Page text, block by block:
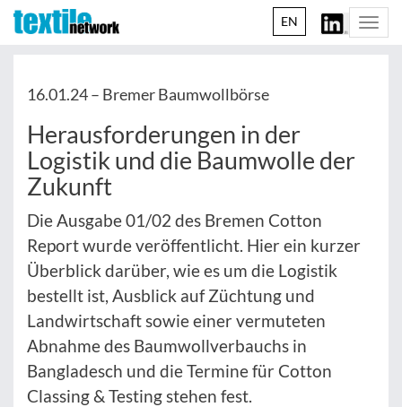
EN
16.01.24 – Bremer Baumwollbörse
Herausforderungen in der
Logistik und die Baumwolle der
Zukunft
Die Ausgabe 01/02 des Bremen Cotton
Report wurde veröffentlicht. Hier ein kurzer
Überblick darüber, wie es um die Logistik
bestellt ist, Ausblick auf Züchtung und
Landwirtschaft sowie einer vermuteten
Abnahme des Baumwollverbauchs in
Bangladesch und die Termine für Cotton
Classing & Testing stehen fest.